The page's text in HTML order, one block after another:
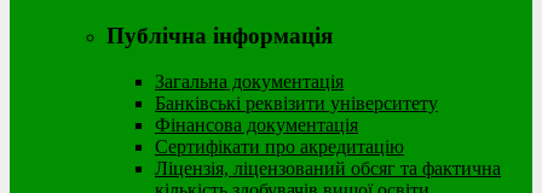
Публічна інформація
Загальна документація
Банківські реквізити університету
Фінансова документація
Сертифікати про акредитацію
Ліцензія, ліцензований обсяг та фактична